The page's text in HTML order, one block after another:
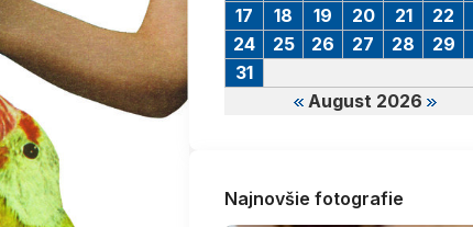
August 2026
17
18 19 20 21 22
24
25 26 27 28 29
31
Najnovšie fotografie